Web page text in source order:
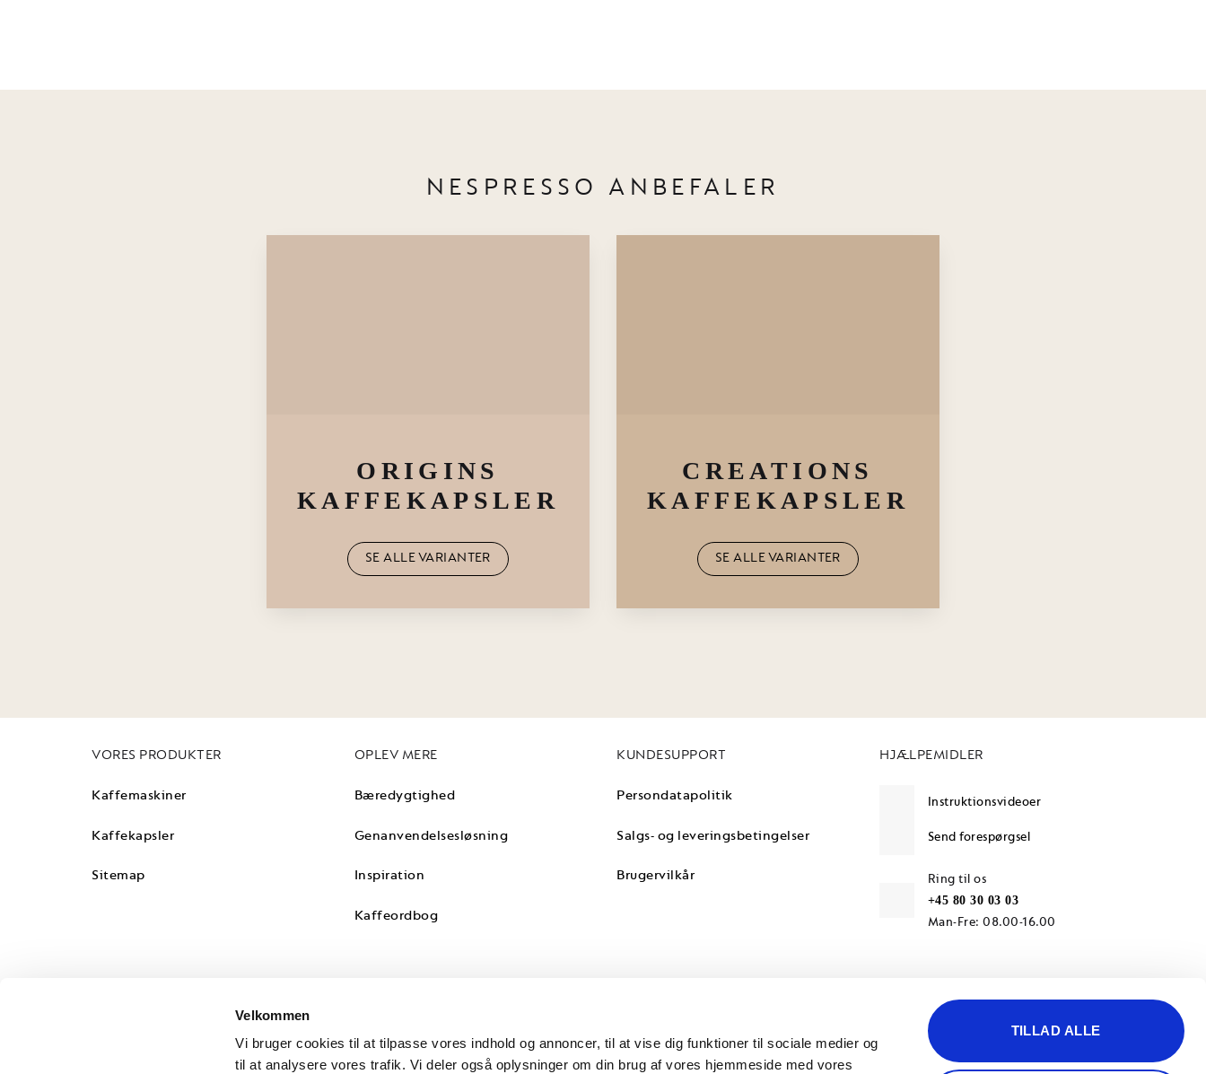
Velkommen
Vi bruger cookies til at tilpasse vores indhold og annoncer, til at vise dig funktioner til sociale medier og
til at analysere vores trafik. Vi deler også oplysninger om din brug af vores hjemmeside med vores
TILLAD ALLE
NESPRESSO ANBEFALER
ORIGINS
KAFFEKAPSLER
SE ALLE VARIANTER
CREATIONS
KAFFEKAPSLER
SE ALLE VARIANTER
VORES PRODUKTER
Kaffemaskiner
Kaffekapsler
Sitemap
OPLEV MERE
Bæredygtighed
Genanvendelsesløsning
Inspiration
Kaffeordbog
KUNDESUPPORT
Persondatapolitik
Salgs- og leveringsbetingelser
Brugervilkår
HJÆLPEMIDLER
Instruktionsvideoer
Send forespørgsel
Ring til os
+45 80 30 03 03
Man-Fre: 08.00-16.00